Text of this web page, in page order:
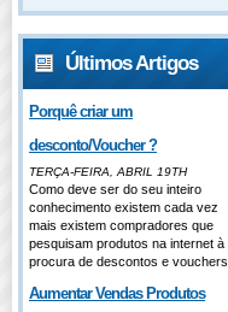
Últimos Artigos
Porquê criar um
desconto/Voucher ?
TERÇA-FEIRA, ABRIL 19TH
Como deve ser do seu inteiro
conhecimento existem cada vez
mais existem compradores que
pesquisam produtos na internet à
procura de descontos e vouchers.
Aumentar Vendas Produtos